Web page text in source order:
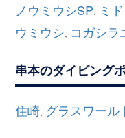
ノウミウシSP, ミ
ウミウシ, コガシラ
串本のダイビング
住崎, グラスワール